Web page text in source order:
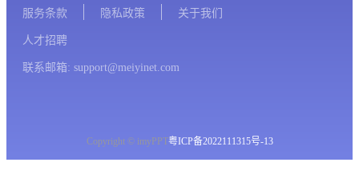
服务条款 隐私政策 关于我们
人才招聘
联系邮箱: support@meiyinet.com
Copyright © imyPPT粤ICP备2022111315号-13